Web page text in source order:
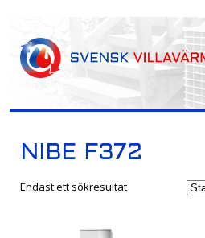
NIBE F372
Endast ett sökresultat